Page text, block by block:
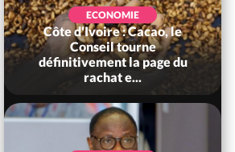
ECONOMIE
Côte d'Ivoire : Cacao, le
Conseil tourne
définitivement la page du
rachat e...